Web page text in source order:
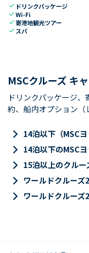
check ドリンクパッケージ
checkWi-Fi
check寄港地観光ツアー
check スパ
MSCクルーズ キ
ドリンクパッケージ
約、船内オプション（
keyboard_arrow_right 14泊以下（MSCヨ
keyboard_arrow_right 14泊以下のMSC
keyboard_arrow_right 15泊以上のクルー
keyboard_arrow_right ワールドクルーズ
keyboard_arrow_right ワールドクルーズ